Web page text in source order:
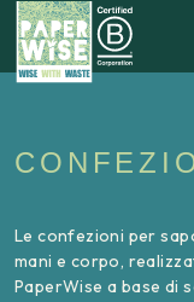
Le confezioni per
mani e corpo,
PaperWise a base di